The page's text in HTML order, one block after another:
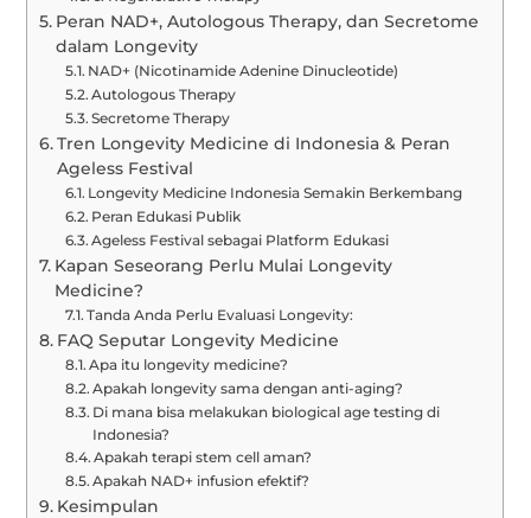
Peran NAD+, Autologous Therapy, dan Secretome
dalam Longevity
NAD+ (Nicotinamide Adenine Dinucleotide)
Autologous Therapy
Secretome Therapy
Tren Longevity Medicine di Indonesia & Peran
Ageless Festival
Longevity Medicine Indonesia Semakin Berkembang
Peran Edukasi Publik
Ageless Festival sebagai Platform Edukasi
Kapan Seseorang Perlu Mulai Longevity
Medicine?
Tanda Anda Perlu Evaluasi Longevity:
FAQ Seputar Longevity Medicine
Apa itu longevity medicine?
Apakah longevity sama dengan anti-aging?
Di mana bisa melakukan biological age testing di
Indonesia?
Apakah terapi stem cell aman?
Apakah NAD+ infusion efektif?
Kesimpulan